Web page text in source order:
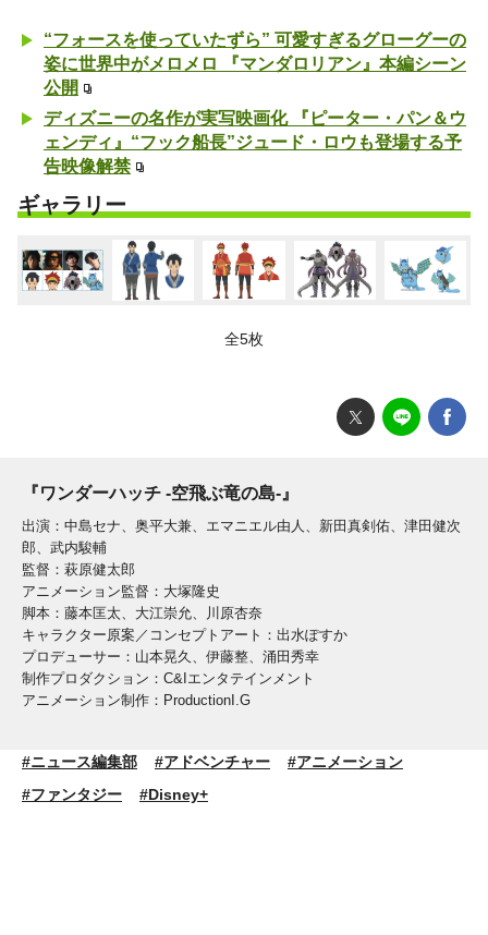
“フォースを使っていたずら” 可愛すぎるグローグーの
姿に世界中がメロメロ 『マンダロリアン』本編シーン
公開
ディズニーの名作が実写映画化 『ピーター・パン＆ウ
ェンディ』“フック船長”ジュード・ロウも登場する予
告映像解禁
ギャラリー
全5枚
『ワンダーハッチ -空飛ぶ竜の島-』
出演：中島セナ、奥平大兼、エマニエル由人、新田真剣佑、津田健次
郎、武内駿輔
監督：萩原健太郎
アニメーション監督：大塚隆史
脚本：藤本匡太、大江崇允、川原杏奈
キャラクター原案／コンセプトアート：出水ぽすか
プロデューサー：山本晃久、伊藤整、涌田秀幸
制作プロダクション：C&Iエンタテインメント
アニメーション制作：ProductionI.G
#ニュース編集部 #アドベンチャー
#アニメーション
#ファンタジー
#Disney+